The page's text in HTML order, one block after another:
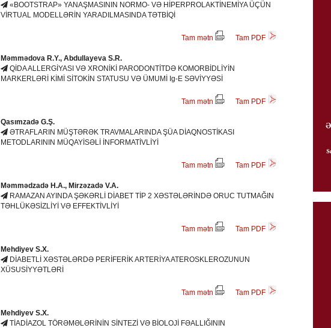
«BOOTSTRAP» YANAŞMASININ NORMO- VƏ HİPERPROLAKTİNEMİYA ÜÇÜN
VİRTUAL MODELLƏRİN YARADILMASINDA TƏTBİQİ
Tam mətn Tam PDF
Məmmədova R.Y., Abdullayeva S.R.
QİDA ALLERGİYASI VƏ XRONİKİ PARODONTİTDƏ KOMORBİDLİYİN
MARKERLƏRİ KİMİ SİTOKİN STATUSU VƏ ÜMUMİ Ig-E SƏVİYYƏSİ
Tam mətn Tam PDF
Qasımzadə G.Ş.
ƏTRAFLARIN MÜŞTƏRƏK TRAVMALARINDA ŞÜA DİAQNOSTİKASI
METODLARININ MÜQAYİSƏLİ İNFORMATİVLİYİ
Tam mətn Tam PDF
Məmmədzadə H.A., Mirzəzadə V.A.
RAMAZAN AYINDA ŞƏKƏRLİ DİABET TİP 2 XƏSTƏLƏRİNDƏ ORUC TUTMAĞIN
TƏHLÜKƏSİZLİYİ VƏ EFFEKTİVLİYİ
Tam mətn Tam PDF
Mehdiyev S.X.
DİABETLİ XƏSTƏLƏRDƏ PERİFERİK ARTERİYA ATEROSKLEROZUNUN
XÜSUSİYYƏTLƏRİ
Tam mətn Tam PDF
Mehdiyev S.X.
TİADİAZOL TÖRƏMƏLƏRİNİN SİNTEZİ VƏ BİOLOJİ FƏALLIĞININ